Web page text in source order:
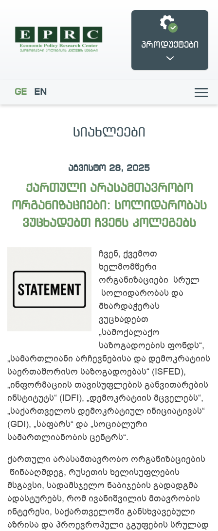
პროდუქტები
ევროპასთან
ფრონტისპირა
განვითარების
აკადემია
თბილისის
საერთაშორისო
კონფერენცია
შესაძლებლობები
ქალთა
ეკონომიკური
გაძლიერებისთვის
ამერიკული
ინტერესი
American Purpose
ეკონომიკური
დამოკიდებულების
ინდექსი
GE EN
ᲡᲘᲐᲮᲚᲔᲔᲑᲘ
აგვისტო 28, 2025
ქართული არასამთავრობო
ორგანიზაციები: სოლიდარობას
ვუცხადებთ ჩვენს კოლეგებს
ჩვენ, ქვემოთ
ხელმომწერი
ორგანიზაციები სრულ
სოლიდარობას და
მხარდაჭერას
ვუცხადებთ
„სამოქალაქო
საზოგადოების ფონდს“,
„სამართლიანი არჩევნებისა და დემოკრატიის
საერთაშორისო საზოგადოებას“ (ISFED),
„ინფორმაციის თავისუფლების განვითარების
ინსტიტუტს“ (IDFI), „დემოკრატიის მცველებს“,
„საქართველოს დემოკრატიულ ინიციატივას“
(GDI), „საფარს“ და „სოციალური
სამართლიანობის ცენტრს“.
ქართული არასამთავრობო ორგანიზაციების
წინააღმდეგ, რუსეთის ხელისუფლების
მსგავსი, სადამსჯელო ნაბიჯების გადადგმა
ადასტურებს, რომ ივანიშვილის მთავრობის
ინტერესი, საქართველოში განსხვავებული
აზრისა და პროევროპული ჯგუფების სრულად